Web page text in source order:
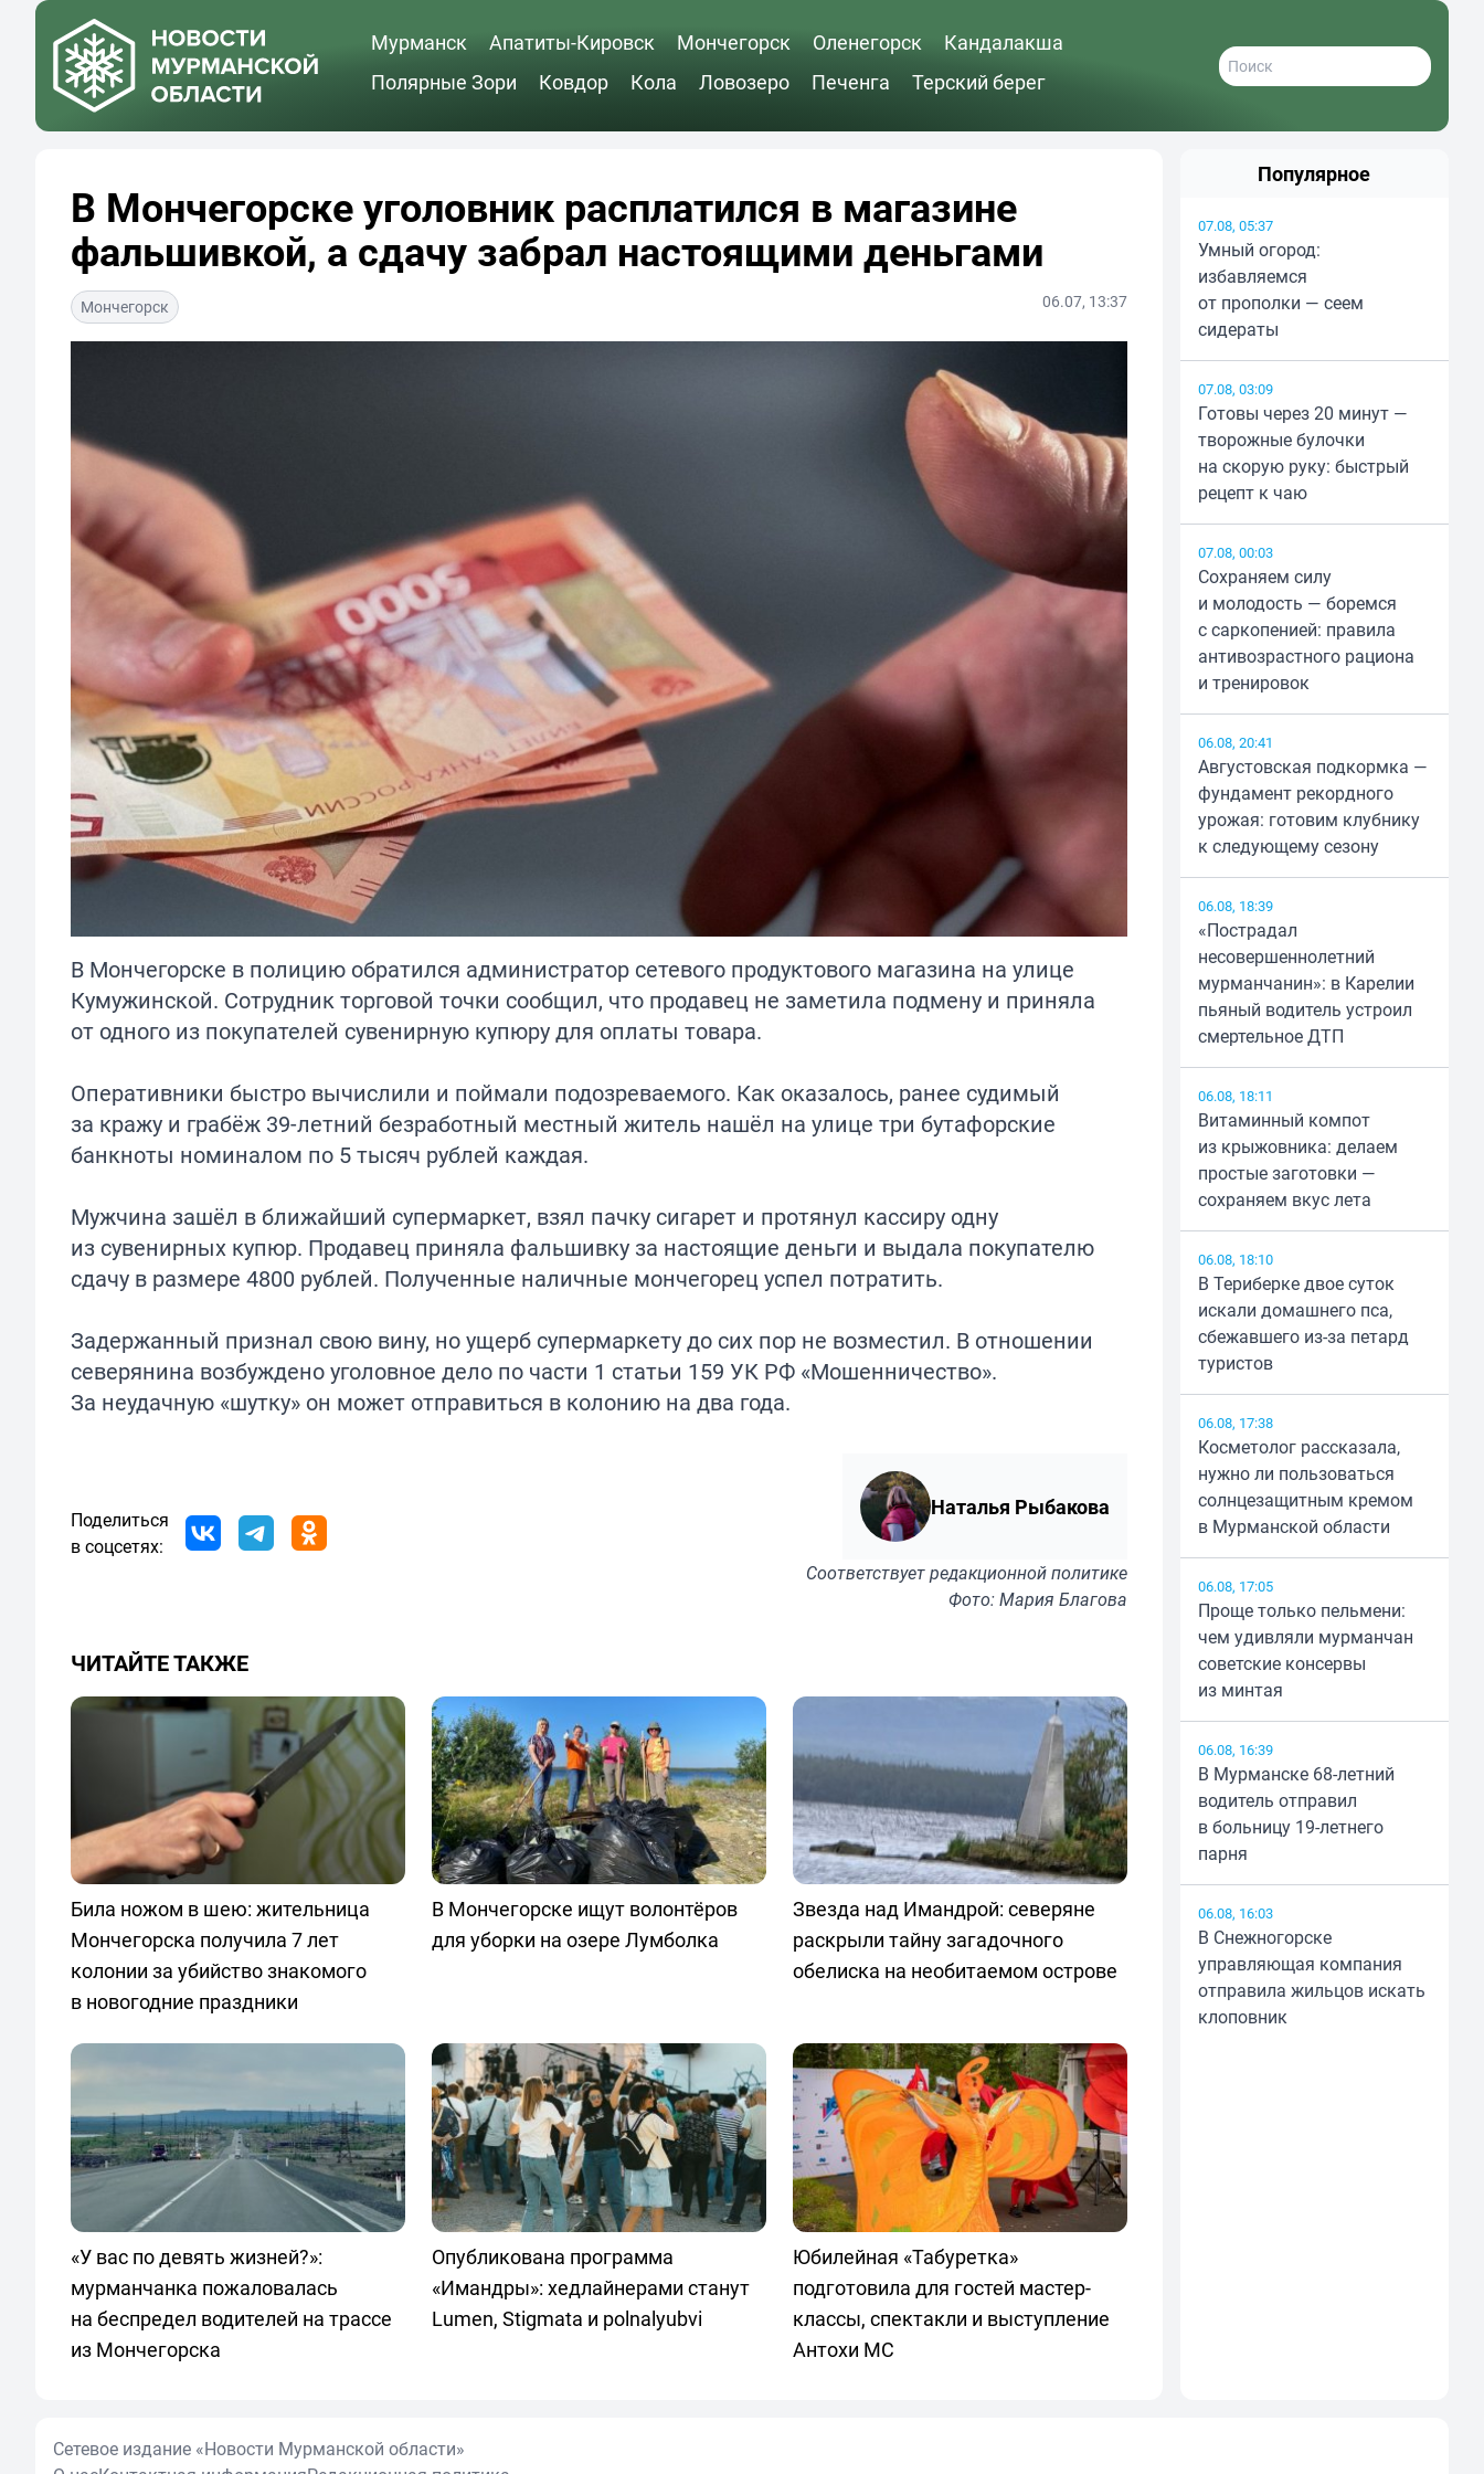
Мурманск Апатиты-Кировск Мончегорск Оленегорск
Кандалакша
Полярные Зори
Ковдор Кола Ловозеро Печенга Терский берег
В Мончегорске уголовник расплатился в магазине
фальшивкой, а сдачу забрал настоящими деньгами
Мончегорск 06.07, 13:37
В Мончегорске в полицию обратился администратор сетевого продуктового магазина на улице
Кумужинской. Сотрудник торговой точки сообщил, что продавец не заметила подмену и приняла
от одного из покупателей сувенирную купюру для оплаты товара.
Оперативники быстро вычислили и поймали подозреваемого. Как оказалось, ранее судимый
за кражу и грабёж 39-летний безработный местный житель нашёл на улице три бутафорские
банкноты номиналом по 5 тысяч рублей каждая.
Мужчина зашёл в ближайший супермаркет, взял пачку сигарет и протянул кассиру одну
из сувенирных купюр. Продавец приняла фальшивку за настоящие деньги и выдала покупателю
сдачу в размере 4800 рублей. Полученные наличные мончегорец успел потратить.
Задержанный признал свою вину, но ущерб супермаркету до сих пор не возместил. В отношении
северянина возбуждено уголовное дело по части 1 статьи 159 УК РФ «Мошенничество».
За неудачную «шутку» он может отправиться в колонию на два года.
Поделиться
в соцсетях:
Наталья Рыбакова
Соответствуетредакционной политике
Фото: Мария Благова
ЧИТАЙТЕ ТАКЖЕ
Била ножом в шею: жительница
Мончегорска получила 7 лет
колонии за убийство знакомого
в новогодние праздники
В Мончегорске ищут волонтёров
для уборки на озере Лумболка
Звезда над Имандрой: северяне
раскрыли тайну загадочного
обелиска на необитаемом острове
«У вас по девять жизней?»:
мурманчанка пожаловалась
на беспредел водителей на трассе
из Мончегорска
Опубликована программа
«Имандры»: хедлайнерами станут
Lumen, Stigmata и polnalyubvi
Юбилейная «Табуретка»
подготовила для гостей мастер-
классы, спектакли и выступление
Антохи МС
Популярное
07.08, 05:37
Умный огород:
избавляемся
от прополки — сеем
сидераты
07.08, 03:09
Готовы через 20 минут —
творожные булочки
на скорую руку: быстрый
рецепт к чаю
07.08, 00:03
Сохраняем силу
и молодость — боремся
с саркопенией: правила
антивозрастного рациона
и тренировок
06.08, 20:41
Августовская подкормка —
фундамент рекордного
урожая: готовим клубнику
к следующему сезону
06.08, 18:39
«Пострадал
несовершеннолетний
мурманчанин»: в Карелии
пьяный водитель устроил
смертельное ДТП
06.08, 18:11
Витаминный компот
из крыжовника: делаем
простые заготовки —
сохраняем вкус лета
06.08, 18:10
В Териберке двое суток
искали домашнего пса,
сбежавшего из-за петард
туристов
06.08, 17:38
Косметолог рассказала,
нужно ли пользоваться
солнцезащитным кремом
в Мурманской области
06.08, 17:05
Проще только пельмени:
чем удивляли мурманчан
советские консервы
из минтая
06.08, 16:39
В Мурманске 68-летний
водитель отправил
в больницу 19-летнего
парня
06.08, 16:03
В Снежногорске
управляющая компания
отправила жильцов искать
клоповник
Сетевое издание «Новости Мурманской области»